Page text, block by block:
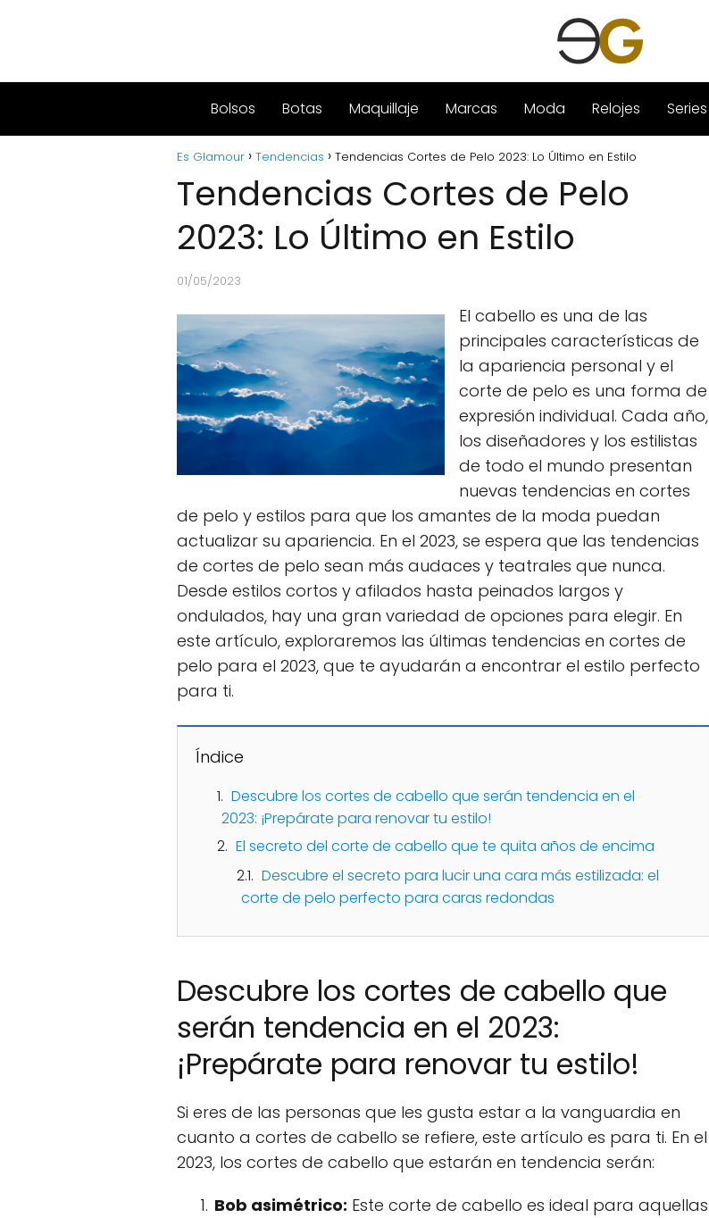
Bolsos Botas Maquillaje Marcas Moda Relojes Series
Es Glamour Tendencias Tendencias Cortes de Pelo 2023: Lo Último en Estilo
Tendencias Cortes de Pelo
2023: Lo Último en Estilo
01/05/2023
El cabello es una de las
principales características de
la apariencia personal y el
corte de pelo es una forma de
expresión individual. Cada año,
los diseñadores y los estilistas
de todo el mundo presentan
nuevas tendencias en cortes
de pelo y estilos para que los amantes de la moda puedan
actualizar su apariencia. En el 2023, se espera que las tendencias
de cortes de pelo sean más audaces y teatrales que nunca.
Desde estilos cortos y afilados hasta peinados largos y
ondulados, hay una gran variedad de opciones para elegir. En
este artículo, exploraremos las últimas tendencias en cortes de
pelo para el 2023, que te ayudarán a encontrar el estilo perfecto
para ti.
Índice
Descubre los cortes de cabello que serán tendencia en el
2023: ¡Prepárate para renovar tu estilo!
El secreto del corte de cabello que te quita años de encima
Descubre el secreto para lucir una cara más estilizada: el
corte de pelo perfecto para caras redondas
Descubre los cortes de cabello que
serán tendencia en el 2023:
¡Prepárate para renovar tu estilo!
Si eres de las personas que les gusta estar a la vanguardia en
cuanto a cortes de cabello se refiere, este artículo es para ti. En el
2023, los cortes de cabello que estarán en tendencia serán:
Bob asimétrico: Este corte de cabello es ideal para aquellas